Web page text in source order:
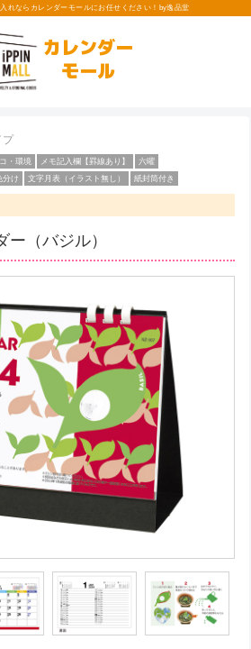
れならカレンダーモールにお任せください！by逸品堂
カレンダー
モール
プ
・環境 メモ記入欄【罫線あり】
六曜
分け 文字月表（イラスト無し） 紙封筒付き
（バジル）